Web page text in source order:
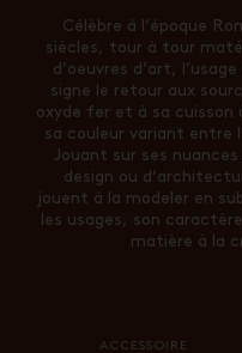
Célèbre à l’époque
siècles, tour à tour
d’oeuvres d’art,
signe le retour aux
oxyde fer et à sa cuisson
sa couleur variant entre
Jouant sur ses
design ou
jouent à la modeler en
les usages, son
matière à la
ACCESSOIRE